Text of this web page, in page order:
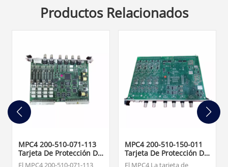
Productos Relacionados
MPC4 200-510-071-113
Tarjeta De Protección De
Maquinaria
El MPC4 200-510-071-113
MPC4 200-510-150-011
Tarjeta De Protección De
Maquinaria
El MPC4 La tarjeta de